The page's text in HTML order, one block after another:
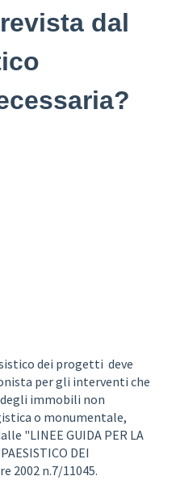
dal
dei progetti deve
per gli interventi che
immobili non
o monumentale,
"LINEE GUIDA PER LA
DEI
2002 n.7/11045.